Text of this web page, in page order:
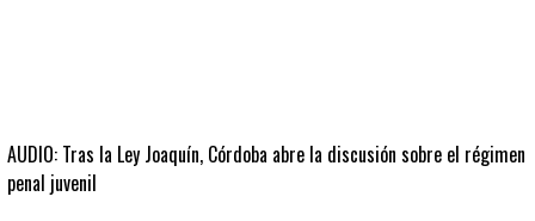
AUDIO: Tras la Ley Joaquín, Córdoba abre la discusión sobre el régimen
penal juvenil